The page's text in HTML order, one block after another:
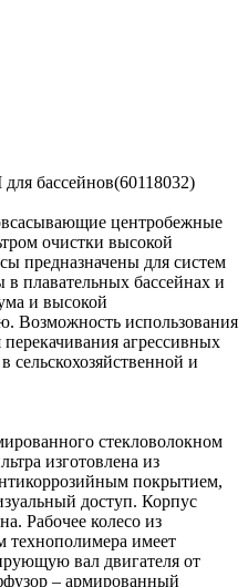
бассейнов(60118032)
центробежные
очистки высокой
предназначены для систем
плавательных бассейнах и
и высокой
Возможность использования
агрессивных
и
стекловолокном
изготовлена из
покрытием,
доступ. Корпус
Рабочее колесо из
технополимера имеет
вал двигателя от
– армированный